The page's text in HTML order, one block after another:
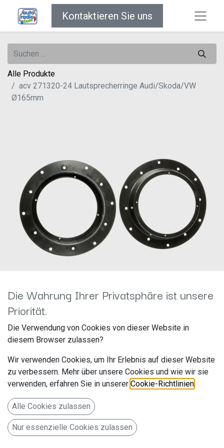
Kontaktieren Sie uns
Alle Produkte
acv 271320-24 Lautsprecherringe Audi/Skoda/VW
Ø165mm
acv 271320-24
Lautsprecherringe
Audi/Skoda/VW Ø165mm
Artikelnummer: 271320-24
acv GmbH
Straßburger Allee 10-12
Die Wahrung Ihrer Privatsphäre ist unsere
Priorität.
Die Verwendung von Cookies von dieser Website in
diesem Browser zulassen?
Wir verwenden Cookies, um Ihr Erlebnis auf dieser Website
zu verbessern. Mehr über unsere Cookies und wie wir sie
verwenden, erfahren Sie in unserer Cookie-Richtlinien
Alle Cookies zulassen
Nur essenzielle Cookies zulassen